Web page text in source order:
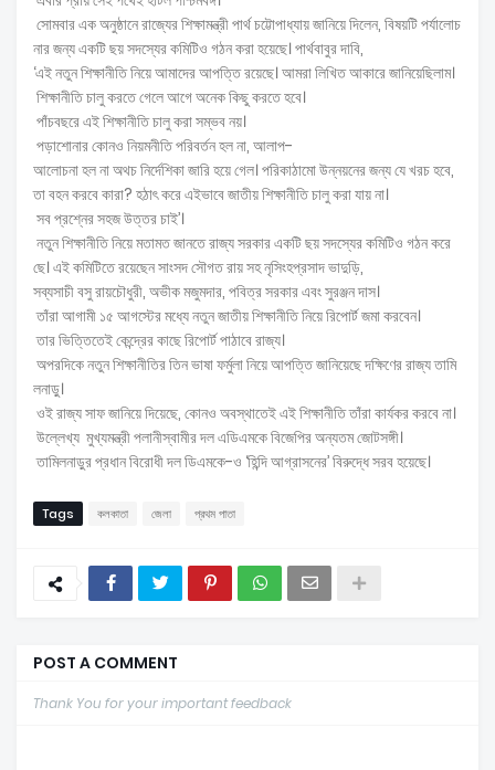
সোমবার এক অনুষ্ঠানে রাজ্যের শিক্ষামন্ত্রী পার্থ চট্টোপাধ্যায় জানিয়ে দিলেন, বিষয়টি পর্যালোচ
নার জন্য একটি ছয় সদস্যের কমিটিও গঠন করা হয়েছে। পার্থবাবুর দাবি,
‘এই নতুন শিক্ষানীতি নিয়ে আমাদের আপত্তি রয়েছে। আমরা লিখিত আকারে জানিয়েছিলাম।
শিক্ষানীতি চালু করতে গেলে আগে অনেক কিছু করতে হবে।
পাঁচবছরে এই শিক্ষানীতি চালু করা সম্ভব নয়।
পড়াশোনার কোনও নিয়মনীতি পরিবর্তন হল না, আলাপ-
আলোচনা হল না অথচ নির্দেশিকা জারি হয়ে গেল। পরিকাঠামো উন্নয়নের জন্য যে খরচ হবে,
তা বহন করবে কারা? হঠাৎ করে এইভাবে জাতীয় শিক্ষানীতি চালু করা যায় না।
সব প্রশ্নের সহজ উত্তর চাই’।
নতুন শিক্ষানীতি নিয়ে মতামত জানতে রাজ্য সরকার একটি ছয় সদস্যের কমিটিও গঠন করে
ছে। এই কমিটিতে রয়েছেন সাংসদ সৌগত রায় সহ নৃসিংহপ্রসাদ ভাদুড়ি,
সব্যসাচী বসু রায়চৌধুরী, অভীক মজুমদার, পবিত্র সরকার এবং সুরঞ্জন দাস।
তাঁরা আগামী ১৫ আগস্টের মধ্যে নতুন জাতীয় শিক্ষানীতি নিয়ে রিপোর্ট জমা করবেন।
তার ভিত্তিতেই কেন্দ্রের কাছে রিপোর্ট পাঠাবে রাজ্য।
অপরদিকে নতুন শিক্ষানীতির তিন ভাষা ফর্মুলা নিয়ে আপত্তি জানিয়েছে দক্ষিণের রাজ্য তামি
লনাড়ু।
ওই রাজ্য সাফ জানিয়ে দিয়েছে, কোনও অবস্থাতেই এই শিক্ষানীতি তাঁরা কার্যকর করবে না।
উল্লেখ্য মুখ্যমন্ত্রী পলানীস্বামীর দল এডিএমকে বিজেপির অন্যতম জোটসঙ্গী।
তামিলনাড়ুর প্রধান বিরোধী দল ডিএমকে-ও ‘হিন্দি আগ্রাসনের’ বিরুদ্ধে সরব হয়েছে।
Tags কলকাতা জেলা প্রথম পাতা
POST A COMMENT
Thank You for your important feedback